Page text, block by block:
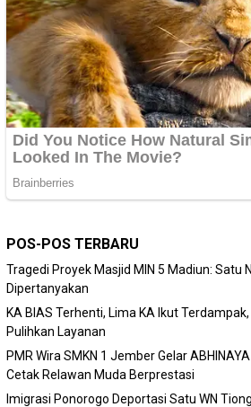
POS-POS TERBARU
Tragedi Proyek Masjid MIN 5 Madiun: Satu
Dipertanyakan
KA BIAS Terhenti, Lima KA Ikut
Pulihkan Layanan
PMR Wira SMKN 1 Jember Gelar
Cetak Relawan Muda Berprestasi
Imigrasi Ponorogo Deportasi Satu WN